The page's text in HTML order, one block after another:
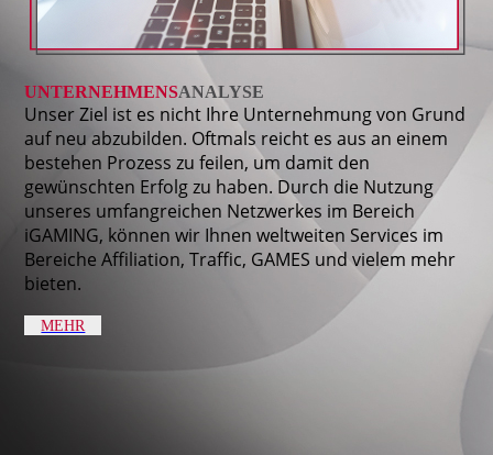
UNTERNEHMENSANALYSE
Unser Ziel ist es nicht Ihre Unternehmung von Grund
auf neu abzubilden. Oftmals reicht es aus an einem
bestehen Prozess zu feilen, um damit den
gewünschten Erfolg zu haben. Durch die Nutzung
unseres umfangreichen Netzwerkes im Bereich
iGAMING, können wir Ihnen weltweiten Services im
Bereiche Affiliation, Traffic, GAMES und vielem mehr
bieten.
MEHR